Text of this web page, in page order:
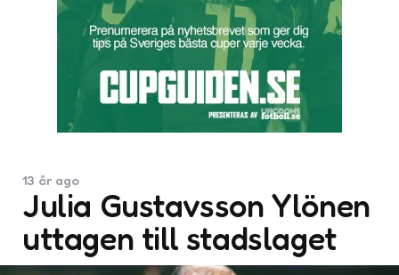
Julia Gustavsson Ylönen
uttagen till stadslaget
13 år ago